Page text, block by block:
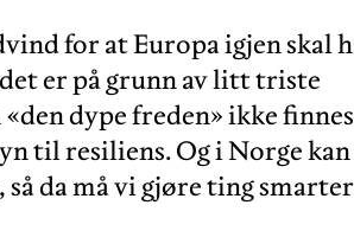
for at Europa igjen skal
er på grunn av litt triste
dype freden» ikke
til resiliens. Og i Norge
da må vi gjøre ting